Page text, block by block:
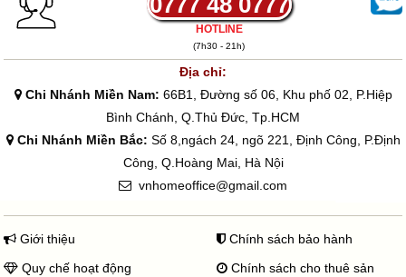
HOTLINE
(7h30 - 21h)
Địa chỉ:
Chi Nhánh Miền Nam: 66B1, Đường số 06, Khu phố 02, P.Hiệp
Bình Chánh, Q.Thủ Đức, Tp.HCM
Chi Nhánh Miền Bắc: Số 8,ngách 24, ngõ 221, Định Công, P.Định
Công, Q.Hoàng Mai, Hà Nội
vnhomeoffice@gmail.com
Giới thiệu
Quy chế hoạt động
Chính sách bảo hành
Chính sách cho thuê sản